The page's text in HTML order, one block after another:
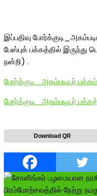
இப்பதிவு
பேஸ்புக் பக்கத்தில் இருந்து
நன்றி) .
போர்க்குடி_அகம்படியர்
போர்க்குடி_அகம்படியர்
Download QR